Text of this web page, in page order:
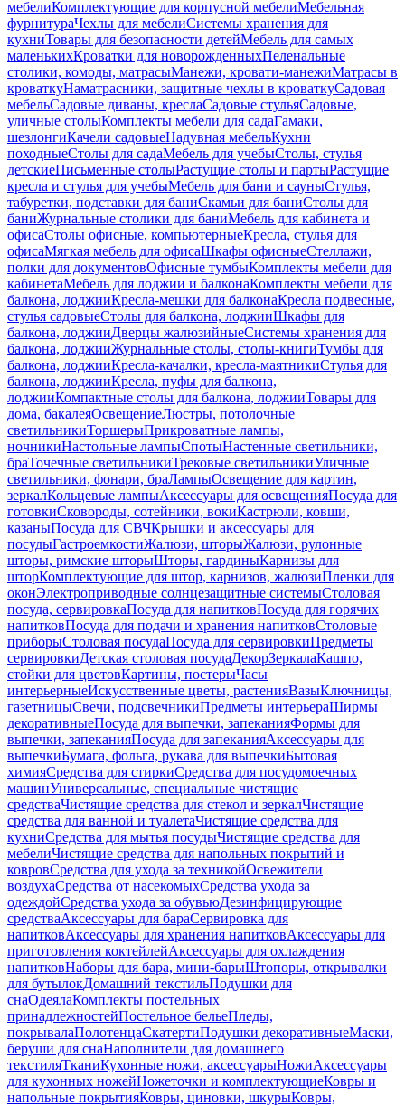
мебелиКомплектующие для корпусной мебелиМебельная
фурнитураЧехлы для мебелиСистемы хранения для
кухниТовары для безопасности детейМебель для самых
маленькихКроватки для новорожденныхПеленальные
столики, комоды, матрасыМанежи, кровати-манежиМатрасы в
кроваткуНаматрасники, защитные чехлы в кроваткуСадовая
мебельСадовые диваны, креслаСадовые стульяСадовые,
уличные столыКомплекты мебели для садаГамаки,
шезлонгиКачели садовыеНадувная мебельКухни
походныеСтолы для садаМебель для учебыСтолы, стулья
детскиеПисьменные столыРастущие столы и партыРастущие
кресла и стулья для учебыМебель для бани и сауныСтулья,
табуретки, подставки для баниСкамьи для баниСтолы для
баниЖурнальные столики для баниМебель для кабинета и
офисаСтолы офисные, компьютерныеКресла, стулья для
офисаМягкая мебель для офисаШкафы офисныеСтеллажи,
полки для документовОфисные тумбыКомплекты мебели для
кабинетаМебель для лоджии и балконаКомплекты мебели для
балкона, лоджииКресла-мешки для балконаКресла подвесные,
стулья садовыеСтолы для балкона, лоджииШкафы для
балкона, лоджииДверцы жалюзийныеСистемы хранения для
балкона, лоджииЖурнальные столы, столы-книгиТумбы для
балкона, лоджииКресла-качалки, кресла-маятникиСтулья для
балкона, лоджииКресла, пуфы для балкона,
лоджииКомпактные столы для балкона, лоджииТовары для
дома, бакалеяОсвещениеЛюстры, потолочные
светильникиТоршерыПрикроватные лампы,
ночникиНастольные лампыСпотыНастенные светильники,
браТочечные светильникиТрековые светильникиУличные
светильники, фонари, браЛампыОсвещение для картин,
зеркалКольцевые лампыАксессуары для освещенияПосуда для
готовкиСковороды, сотейники, вокиКастрюли, ковши,
казаныПосуда для СВЧКрышки и аксессуары для
посудыГастроемкостиЖалюзи, шторыЖалюзи, рулонные
шторы, римские шторыШторы, гардиныКарнизы для
шторКомплектующие для штор, карнизов, жалюзиПленки для
оконЭлектроприводные солнцезащитные системыСтоловая
посуда, сервировкаПосуда для напитковПосуда для горячих
напитковПосуда для подачи и хранения напитковСтоловые
приборыСтоловая посудаПосуда для сервировкиПредметы
сервировкиДетская столовая посудаДекорЗеркалаКашпо,
стойки для цветовКартины, постерыЧасы
интерьерныеИскусственные цветы, растенияВазыКлючницы,
газетницыСвечи, подсвечникиПредметы интерьераШирмы
декоративныеПосуда для выпечки, запеканияФормы для
выпечки, запеканияПосуда для запеканияАксессуары для
выпечкиБумага, фольга, рукава для выпечкиБытовая
химияСредства для стиркиСредства для посудомоечных
машинУниверсальные, специальные чистящие
средстваЧистящие средства для стекол и зеркалЧистящие
средства для ванной и туалетаЧистящие средства для
кухниСредства для мытья посудыЧистящие средства для
мебелиЧистящие средства для напольных покрытий и
ковровСредства для ухода за техникойОсвежители
воздухаСредства от насекомыхСредства ухода за
одеждойСредства ухода за обувьюДезинфицирующие
средстваАксессуары для бараСервировка для
напитковАксессуары для хранения напитковАксессуары для
приготовления коктейлейАксессуары для охлаждения
напитковНаборы для бара, мини-барыШтопоры, открывалки
для бутылокДомашний текстильПодушки для
снаОдеялаКомплекты постельных
принадлежностейПостельное бельеПледы,
покрывалаПолотенцаСкатертиПодушки декоративныеМаски,
беруши для снаНаполнители для домашнего
текстиляТканиКухонные ножи, аксессуарыНожиАксессуары
для кухонных ножейНожеточки и комплектующиеКовры и
напольные покрытияКовры, циновки, шкурыКовры,